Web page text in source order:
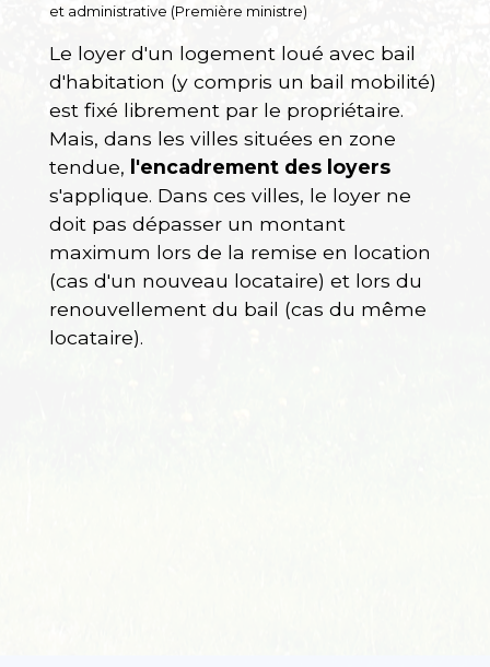
et administrative (Première ministre)
Le loyer d'un logement loué avec bail
d'habitation (y compris un bail mobilité)
est fixé librement par le propriétaire.
Mais, dans les villes situées en zone
tendue, l'encadrement des loyers
s'applique. Dans ces villes, le loyer ne
doit pas dépasser un montant
maximum lors de la remise en location
(cas d'un nouveau locataire) et lors du
renouvellement du bail (cas du même
locataire).